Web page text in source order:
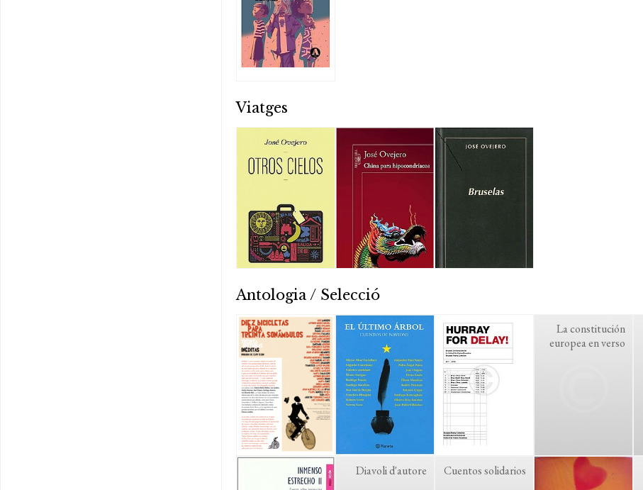
Viatges
Antologia / Selecció
La constitución
europea en verso
Diavoli d'autore Cuentos solidarios